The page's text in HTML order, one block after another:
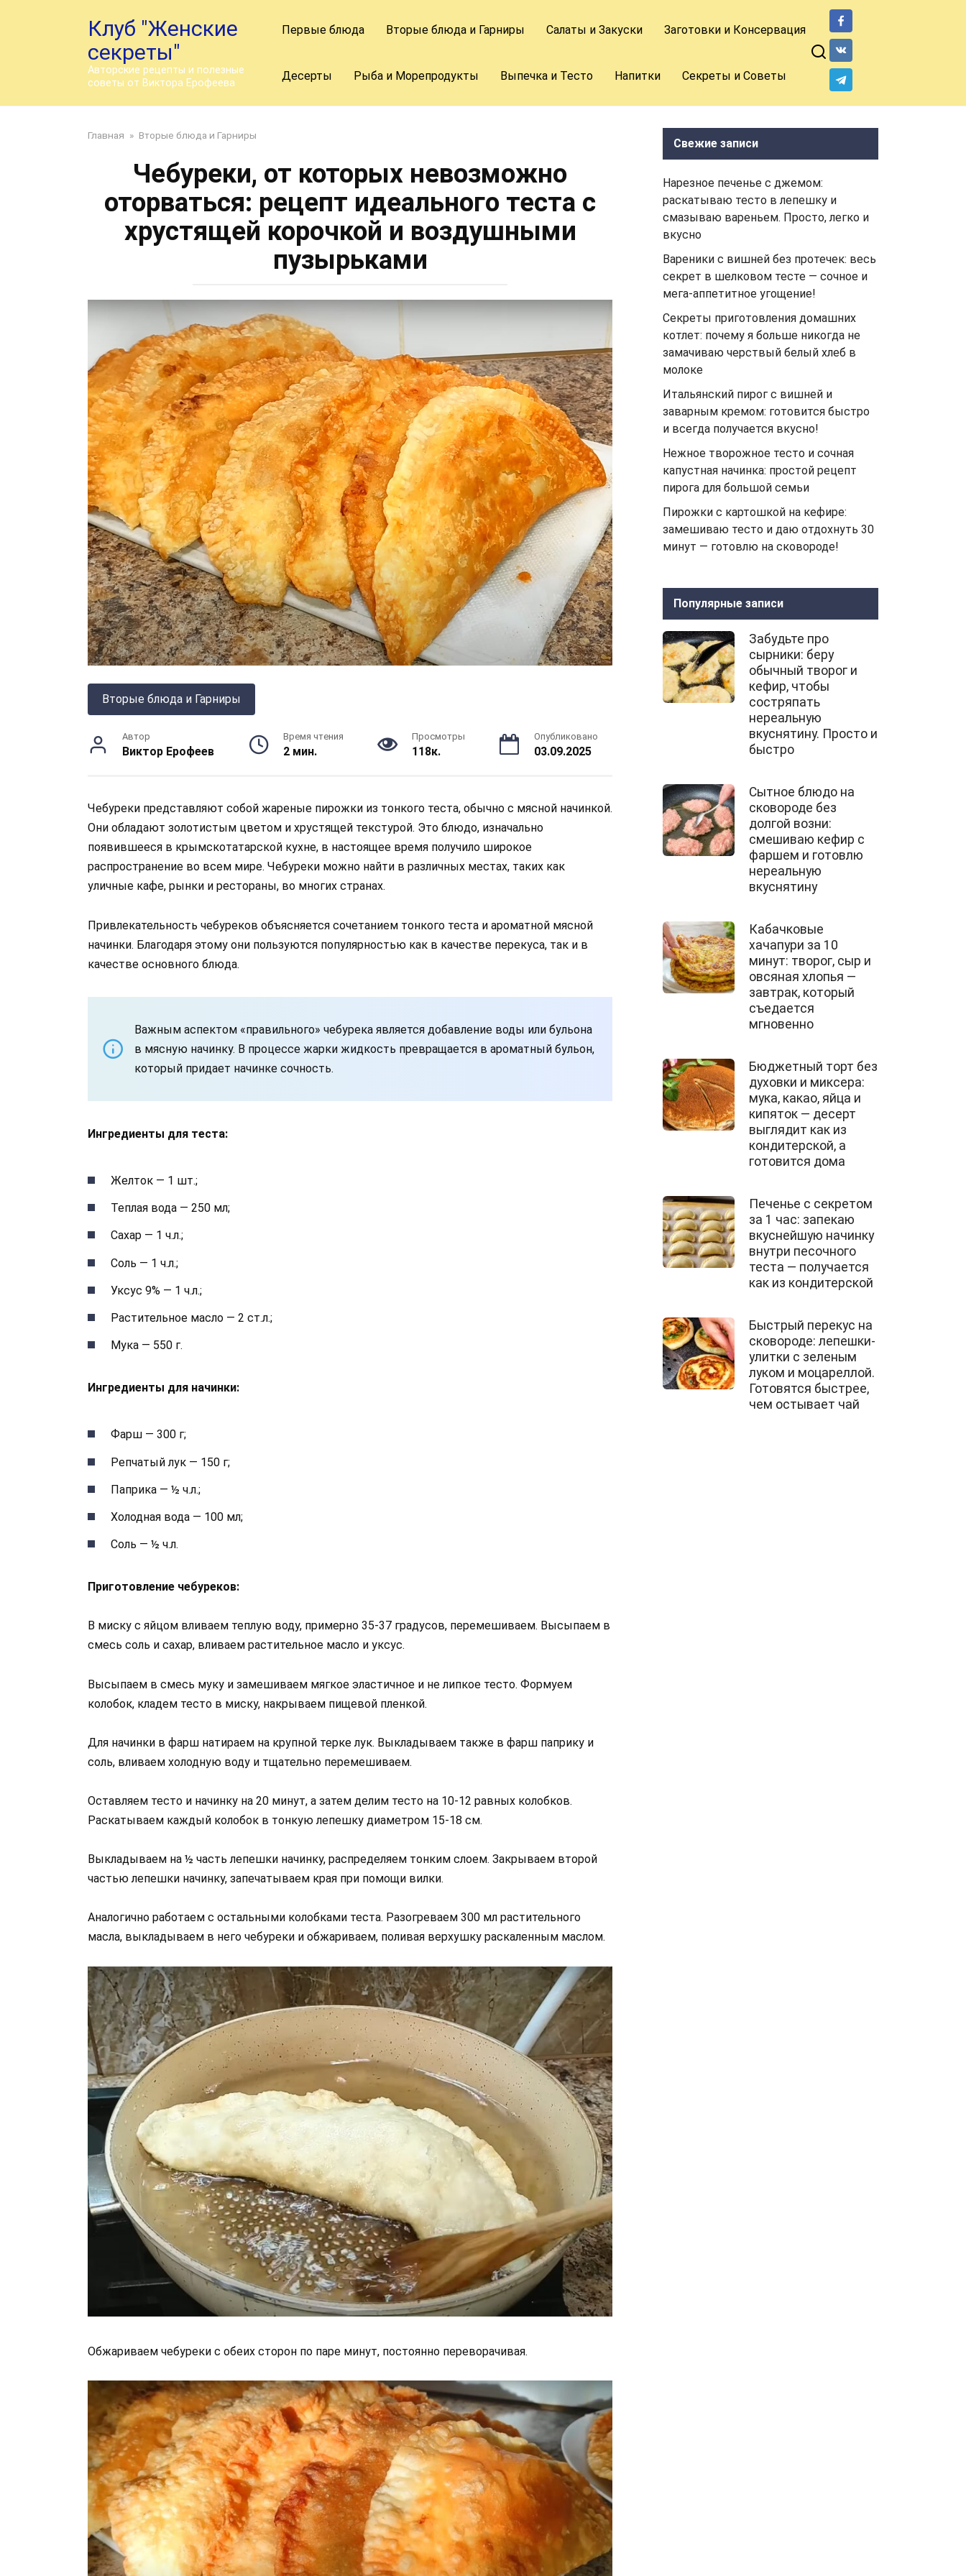
Клуб "Женские
секреты"
Авторские рецепты и полезные
советы от Виктора Ерофеева
Первые блюда Вторые блюда и Гарниры Салаты и Закуски Заготовки и Консервация
Десерты Рыба и Морепродукты Выпечка и Тесто Напитки Секреты и Советы
Главная » Вторые блюда и Гарниры
Чебуреки, от которых невозможно
оторваться: рецепт идеального теста с
хрустящей корочкой и воздушными
пузырьками
Вторые блюда и Гарниры
Автор
Виктор Ерофеев
Время чтения
2 мин.
Просмотры
118к.
Опубликовано
03.09.2025
Чебуреки представляют собой жареные пирожки из тонкого теста, обычно с мясной начинкой.
Они обладают золотистым цветом и хрустящей текстурой. Это блюдо, изначально
появившееся в крымскотатарской кухне, в настоящее время получило широкое
распространение во всем мире. Чебуреки можно найти в различных местах, таких как
уличные кафе, рынки и рестораны, во многих странах.
Привлекательность чебуреков объясняется сочетанием тонкого теста и ароматной мясной
начинки. Благодаря этому они пользуются популярностью как в качестве перекуса, так и в
качестве основного блюда.
Важным аспектом «правильного» чебурека является добавление воды или бульона
в мясную начинку. В процессе жарки жидкость превращается в ароматный бульон,
который придает начинке сочность.
Ингредиенты для теста:
Желток — 1 шт.;
Теплая вода — 250 мл;
Сахар — 1 ч.л.;
Соль — 1 ч.л.;
Уксус 9% — 1 ч.л.;
Растительное масло — 2 ст.л.;
Мука — 550 г.
Ингредиенты для начинки:
Фарш — 300 г;
Репчатый лук — 150 г;
Паприка — ½ ч.л.;
Холодная вода — 100 мл;
Соль — ½ ч.л.
Приготовление чебуреков:
В миску с яйцом вливаем теплую воду, примерно 35-37 градусов, перемешиваем. Высыпаем в
смесь соль и сахар, вливаем растительное масло и уксус.
Высыпаем в смесь муку и замешиваем мягкое эластичное и не липкое тесто. Формуем
колобок, кладем тесто в миску, накрываем пищевой пленкой.
Для начинки в фарш натираем на крупной терке лук. Выкладываем также в фарш паприку и
соль, вливаем холодную воду и тщательно перемешиваем.
Оставляем тесто и начинку на 20 минут, а затем делим тесто на 10-12 равных колобков.
Раскатываем каждый колобок в тонкую лепешку диаметром 15-18 см.
Выкладываем на ½ часть лепешки начинку, распределяем тонким слоем. Закрываем второй
частью лепешки начинку, запечатываем края при помощи вилки.
Аналогично работаем с остальными колобками теста. Разогреваем 300 мл растительного
масла, выкладываем в него чебуреки и обжариваем, поливая верхушку раскаленным маслом.
Обжариваем чебуреки с обеих сторон по паре минут, постоянно переворачивая.
Свежие записи
Нарезное печенье с джемом:
раскатываю тесто в лепешку и
смазываю вареньем. Просто, легко и
вкусно
Вареники с вишней без протечек: весь
секрет в шелковом тесте — сочное и
мега-аппетитное угощение!
Секреты приготовления домашних
котлет: почему я больше никогда не
замачиваю черствый белый хлеб в
молоке
Итальянский пирог с вишней и
заварным кремом: готовится быстро
и всегда получается вкусно!
Нежное творожное тесто и сочная
капустная начинка: простой рецепт
пирога для большой семьи
Пирожки с картошкой на кефире:
замешиваю тесто и даю отдохнуть 30
минут — готовлю на сковороде!
Популярные записи
Забудьте про
сырники: беру
обычный творог и
кефир, чтобы
состряпать
нереальную
вкуснятину. Просто и
быстро
Сытное блюдо на
сковороде без
долгой возни:
смешиваю кефир с
фаршем и готовлю
нереальную
вкуснятину
Кабачковые
хачапури за 10
минут: творог, сыр и
овсяная хлопья —
завтрак, который
съедается
мгновенно
Бюджетный торт без
духовки и миксера:
мука, какао, яйца и
кипяток — десерт
выглядит как из
кондитерской, а
готовится дома
Печенье с секретом
за 1 час: запекаю
вкуснейшую начинку
внутри песочного
теста — получается
как из кондитерской
Быстрый перекус на
сковороде: лепешки-
улитки с зеленым
луком и моцареллой.
Готовятся быстрее,
чем остывает чай